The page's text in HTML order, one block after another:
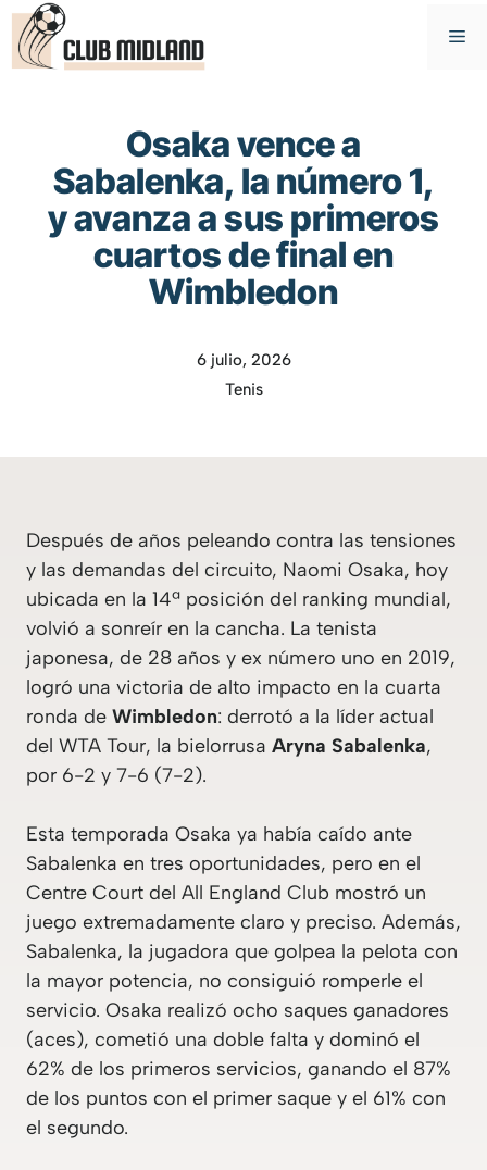
Saltar
contenido
Osaka vence a
Sabalenka, la número 1,
y avanza a sus primeros
cuartos de final en
Wimbledon
6 julio, 2026
Tenis
Después de años peleando contra las tensiones
y las demandas del circuito, Naomi Osaka, hoy
ubicada en la 14ª posición del ranking mundial,
volvió a sonreír en la cancha. La tenista
japonesa, de 28 años y ex número uno en 2019,
logró una victoria de alto impacto en la cuarta
ronda de Wimbledon: derrotó a la líder actual
del WTA Tour, la bielorrusa Aryna Sabalenka,
por 6-2 y 7-6 (7-2).
Esta temporada Osaka ya había caído ante
Sabalenka en tres oportunidades, pero en el
Centre Court del All England Club mostró un
juego extremadamente claro y preciso. Además,
Sabalenka, la jugadora que golpea la pelota con
la mayor potencia, no consiguió romperle el
servicio. Osaka realizó ocho saques ganadores
(aces), cometió una doble falta y dominó el
62% de los primeros servicios, ganando el 87%
de los puntos con el primer saque y el 61% con
el segundo.